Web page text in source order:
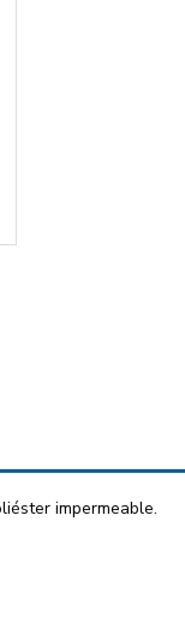
impermeable.